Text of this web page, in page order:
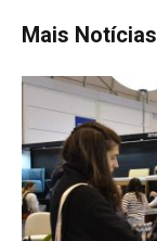
Mais Notícias